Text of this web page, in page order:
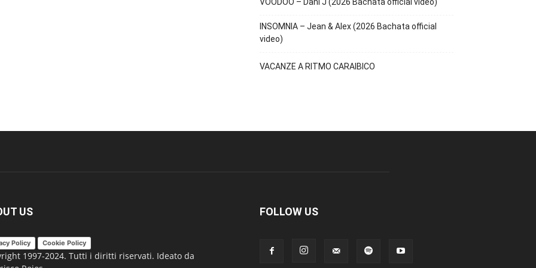
VOODOO – Dani J (2026 Bachata official video)
INSOMNIA – Jean & Alex (2026 Bachata official
video)
VACANZE A RITMO CARAIBICO
US
Policy Cookie Policy
1997-2024. Tutti i diritti riservati. Ideato da
FOLLOW US